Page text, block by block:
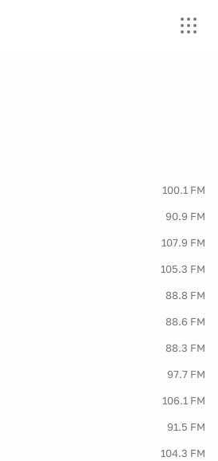
100.1 FM
90.9 FM
107.9 FM
105.3 FM
88.8 FM
88.6 FM
88.3 FM
97.7 FM
106.1 FM
91.5 FM
104.3 FM